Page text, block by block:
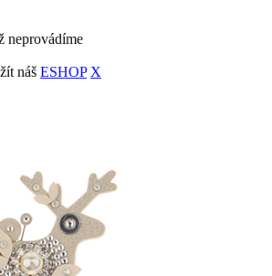
neprovádíme
náš ESHOP X